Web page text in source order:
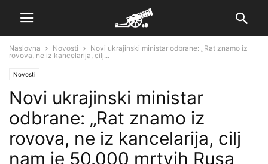
Naslovna Novosti
Novi ukrajinski ministar odbrane: „Rat znamo iz
rovova, ne iz kancelarija, cilj...
Novosti
Novi ukrajinski ministar
odbrane: „Rat znamo iz
rovova, ne iz kancelarija, cilj
nam je 50.000 mrtvih Rusa